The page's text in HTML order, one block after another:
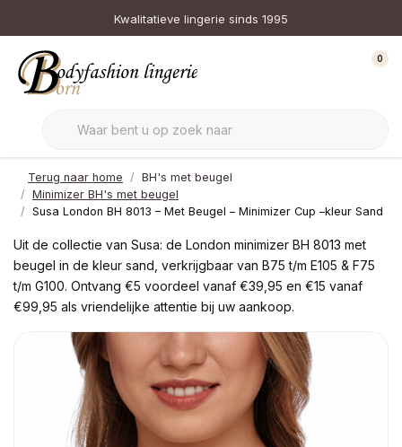
Kwalitatieve lingerie sinds 1995
0
Terug naar home
BH's met beugel
Minimizer BH's met beugel
Susa London BH 8013 – Met Beugel – Minimizer Cup –kleur Sand
Uit de collectie van Susa: de London minimizer BH 8013 met
beugel in de kleur sand, verkrijgbaar van B75 t/m E105 & F75
t/m G100. Ontvang €5 voordeel vanaf €39,95 en €15 vanaf
€99,95 als vriendelijke attentie bij uw aankoop.